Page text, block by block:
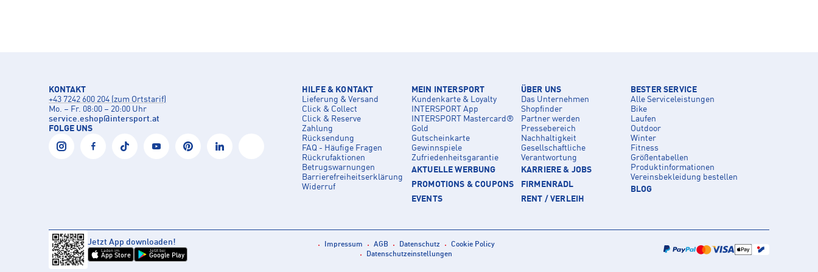
KONTAKT
+43 7242 600 204 (zum Ortstarif)
Mo. – Fr. 08:00 – 20:00 Uhr
service.eshop@intersport.at
FOLGE UNS
HILFE & KONTAKT
Lieferung & Versand
Click & Collect
Click & Reserve
Zahlung
Rücksendung
FAQ - Häufige Fragen
Rückrufaktionen
Betrugswarnungen
Barrierefreiheitserklärung
Widerruf
MEIN INTERSPORT
Kundenkarte & Loyalty
INTERSPORT App
INTERSPORT Mastercard®
Gold
Gutscheinkarte
Gewinnspiele
Zufriedenheitsgarantie
AKTUELLE WERBUNG
PROMOTIONS & COUPONS
EVENTS
ÜBER UNS
Das Unternehmen
Shopfinder
Partner werden
Pressebereich
Nachhaltigkeit
Gesellschaftliche
Verantwortung
KARRIERE & JOBS
FIRMENRADL
RENT / VERLEIH
BESTER SERVICE
Alle Serviceleistungen
Bike
Laufen
Outdoor
Winter
Fitness
Größentabellen
Produktinformationen
Vereinsbekleidung bestellen
BLOG
Jetzt App downloaden!
Laden im
App Store
Jetzt bei
Google Play
Impressum AGB Datenschutz
Cookie Policy
Datenschutzeinstellungen